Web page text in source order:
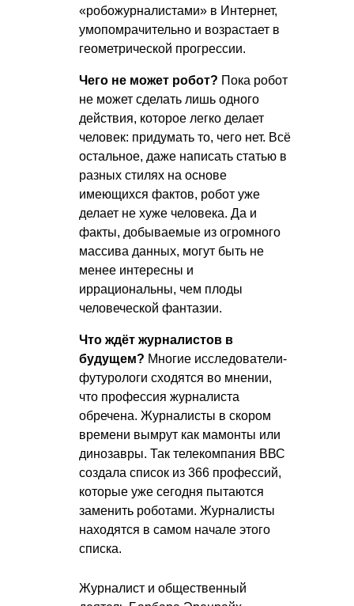
«робожурналистами» в Интернет,
умопомрачительно и возрастает в
геометрической прогрессии.
Чего не может робот? Пока робот
не может сделать лишь одного
действия, которое легко делает
человек: придумать то, чего нет. Всё
остальное, даже написать статью в
разных стилях на основе
имеющихся фактов, робот уже
делает не хуже человека. Да и
факты, добываемые из огромного
массива данных, могут быть не
менее интересны и
иррациональны, чем плоды
человеческой фантазии.
Что ждёт журналистов в
будущем? Многие исследователи-
футурологи сходятся во мнении,
что профессия журналиста
обречена. Журналисты в скором
времени вымрут как мамонты или
динозавры. Так телекомпания ВВС
создала список из 366 профессий,
которые уже сегодня пытаются
заменить роботами. Журналисты
находятся в самом начале этого
списка.
Журналист и общественный